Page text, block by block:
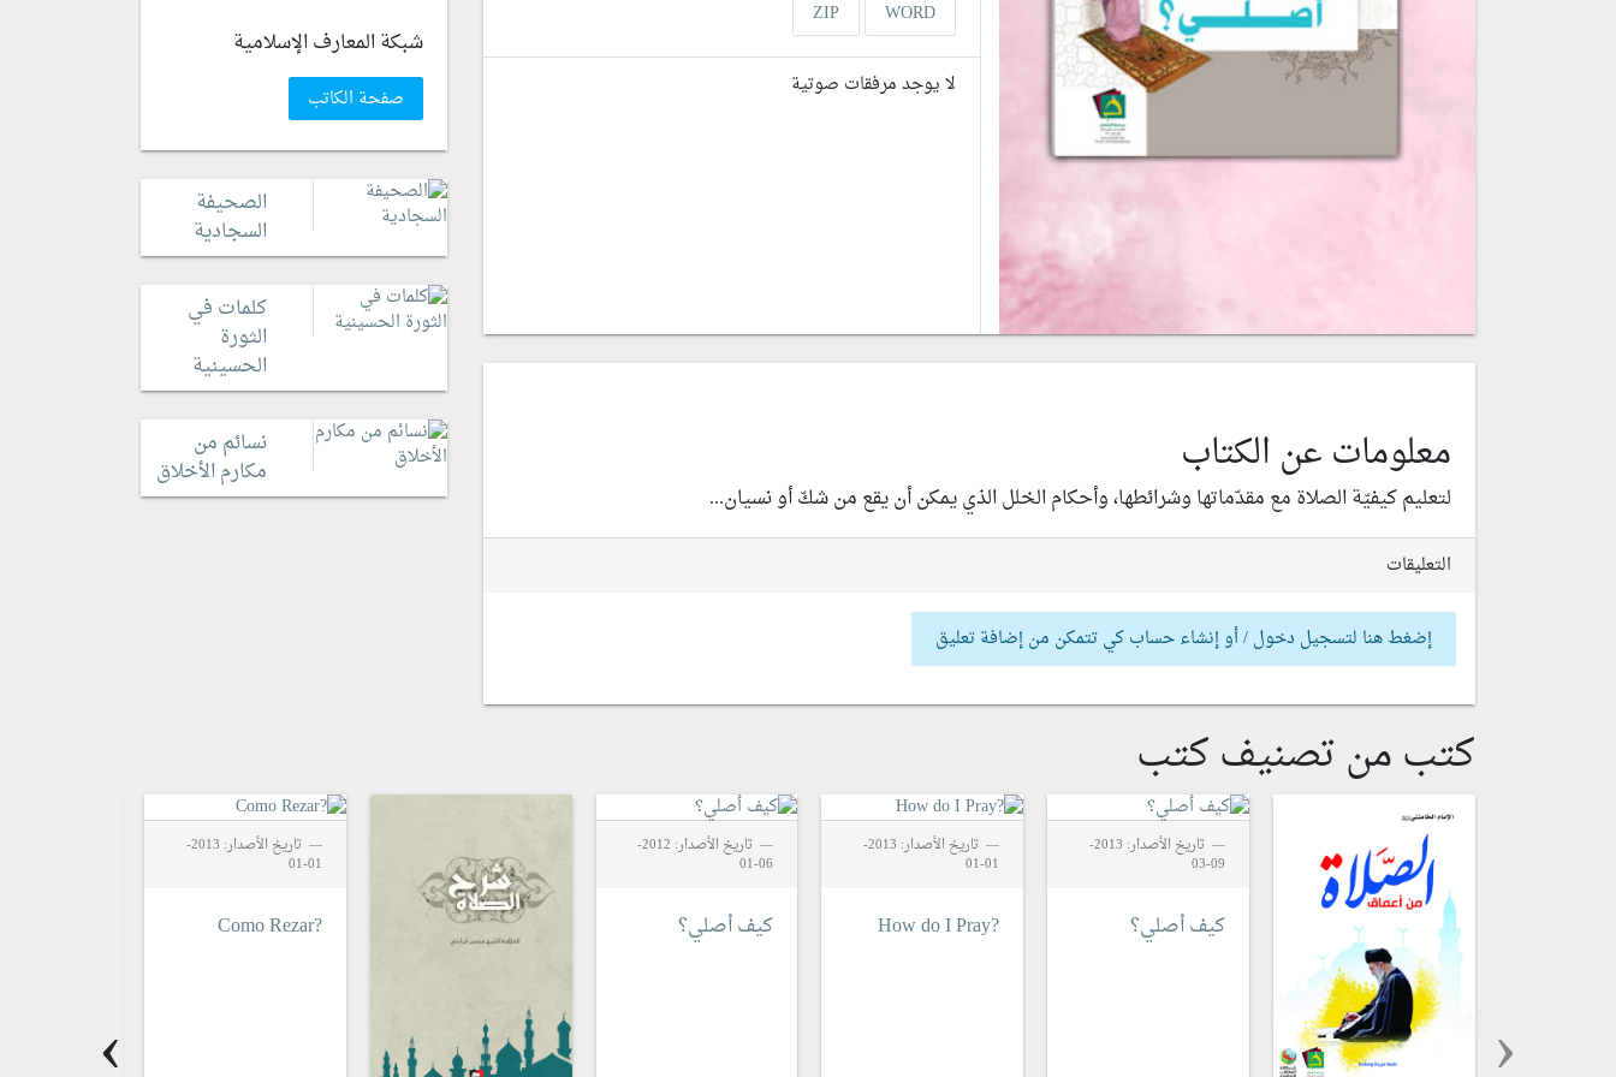
WORD
ZIP
لا يوجد مرفقات صوتية
معلومات عن الكتاب
لتعليم كيفيّة الصلاة مع مقدّماتها وشرائطها، وأحكام الخلل الذي يمكن أن يقع من شكّ أو نسيان...
التعليقات
إضغط هنا لتسجيل دخول / أو إنشاء حساب كي تتمكن من إضافة تعليق
شبكة المعارف الإسلامية
صفحة الكاتب
الصحيفة
السجادية
كلمات في
الثورة
الحسينية
نسائم من
مكارم الأخلاق
كتب من تصنيف كتب
تاريخ الأصدار: 2013-
09-03
كيف أصلي؟
تاريخ الأصدار: 2013-
01-01
?How do I Pray
تاريخ الأصدار: 2012-
06-01
كيف أصلي؟
تاريخ الأصدار: 2013-
01-01
?Como Rezar